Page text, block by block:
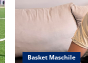
Basket Maschile